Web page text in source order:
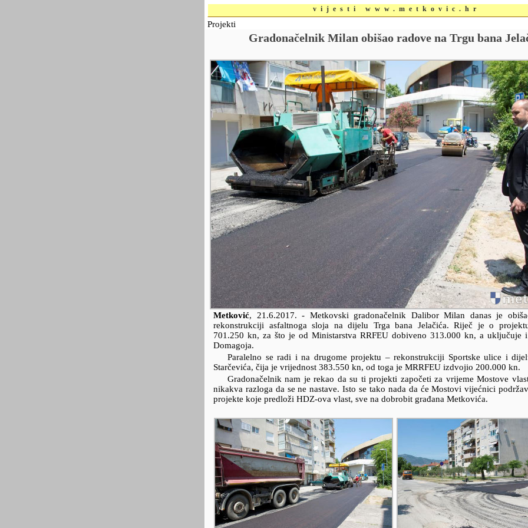
vijesti www.metkovic.hr
Projekti
Gradonačelnik Milan obišao radove na Trgu bana
Metković, 21.6.2017.- Metkovski gradonačelnik Dalibor Milan danas je
rekonstrukciji asfaltnoga sloja na dijelu Trga bana Jelačića. Riječ je o
701.250 kn, za što je od Ministarstva RRFEU dobiveno 313.000 kn, a uključuje
Domagoja.
Paralelno se radi i na drugome projektu – rekonstrukciji Sportske ulice i
Starčevića, čija je vrijednost 383.550 kn, od toga je MRRFEU izdvojio 200.000 kn.
Gradonačelnik nam je rekao da su ti projekti započeti za vrijeme Mostove
nikakva razloga da se ne nastave. Isto se tako nada da će Mostovi vijećnici
projekte koje predloži HDZ-ova vlast, sve na dobrobit građana Metkovića.